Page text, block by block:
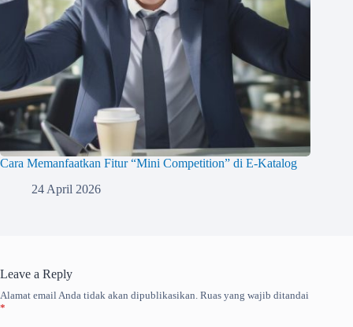
Cara Memanfaatkan Fitur “Mini Competition” di E-Katalog
24 April 2026
Leave a Reply
Alamat email Anda tidak akan dipublikasikan. Ruas yang wajib ditandai
*